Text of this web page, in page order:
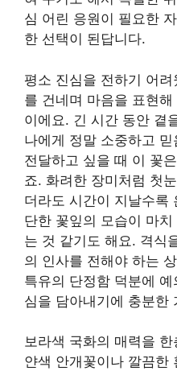
심 어린 응원이 필요한
한 선택이 된답니다.
평소 진심을 전하기 어
를 건네며 마음을 표현
이에요. 긴 시간 동안 곁
나에게 정말 소중하고
전달하고 싶을 때 이 꽃
죠. 화려한 장미처럼 첫
더라도 시간이 지날수록
단한 꽃잎의 모습이 마
는 것 같기도 해요. 격식
의 인사를 전해야 하는
특유의 단정함 덕분에
심을 담아내기에 충분한
보라색 국화의 매력을
얀색 안개꽃이나 깔끔한